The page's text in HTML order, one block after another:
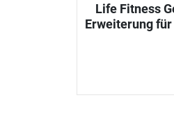
Life Fitness
Erweiterung